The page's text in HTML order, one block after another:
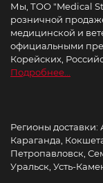
Мы, ТОО "Medical
розничной
медицинской и
официальными
Корейских,
Подробнее...
Регионы доставки:
Караганда,
Петропавловск,
Уральск, Усть-